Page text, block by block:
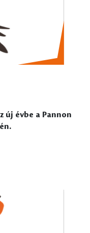
új évbe a Pannon